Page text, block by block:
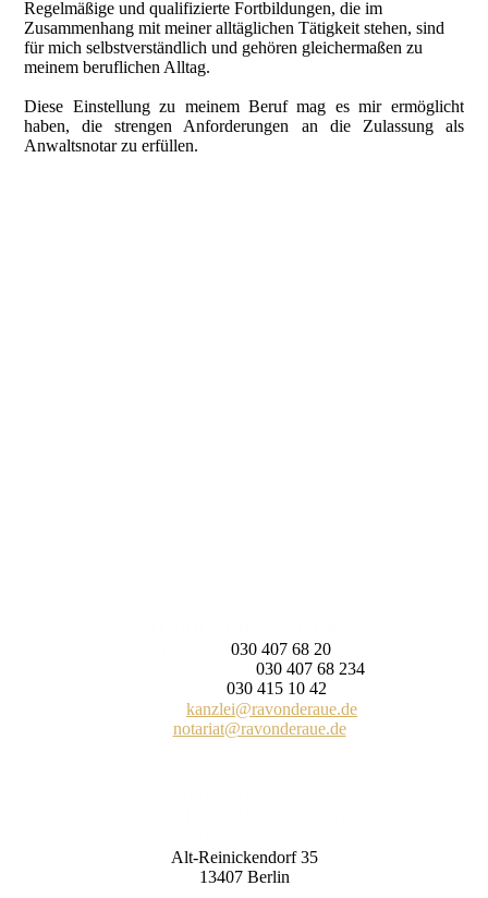
Regelmäßige und qualifizierte Fortbildungen, die im
Zusammenhang mit meiner alltäglichen Tätigkeit stehen, sind
für mich selbstverständlich und gehören gleichermaßen zu
meinem beruflichen Alltag.
Diese Einstellung zu meinem Beruf mag es mir ermöglicht
haben, die strengen Anforderungen an die Zulassung als
Anwaltsnotar zu erfüllen.
030 407 68 20
030 407 68 234
030 415 10 42
kanzlei@ravonderaue.de
notariat@ravonderaue.de
Alt-Reinickendorf 35
13407 Berlin